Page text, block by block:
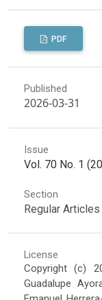
PDF
Published
2026-03-31
Issue
Vol. 70 No. 1
Section
Regular Articles
License
Copyright (c)
Guadalupe